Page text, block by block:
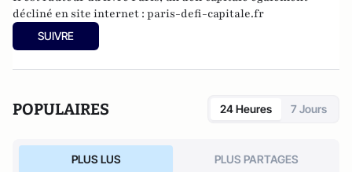
décliné en site internet : paris-defi-capitale.fr
SUIVRE
POPULAIRES 24 Heures 7 Jours
PLUS LUS PLUS PARTAGES